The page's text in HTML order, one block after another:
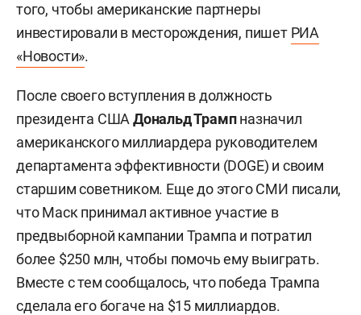
того, чтобы американские партнеры
инвестировали в месторождения, пишет РИА
«Новости».
После своего вступления в должность
президента СШАДональд Трампназначил
американского миллиардера руководителем
департамента эффективности (DOGE) и своим
старшим советником. Еще до этого СМИ писали,
что Маск принимал активное участие в
предвыборной кампании Трампа и потратил
более $250 млн, чтобы помочь ему выиграть.
Вместе с тем сообщалось, что победа Трампа
сделала его богаче на $15 миллиардов.